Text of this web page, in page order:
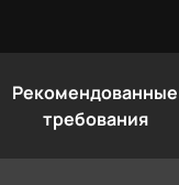
Рекомендованные
требования